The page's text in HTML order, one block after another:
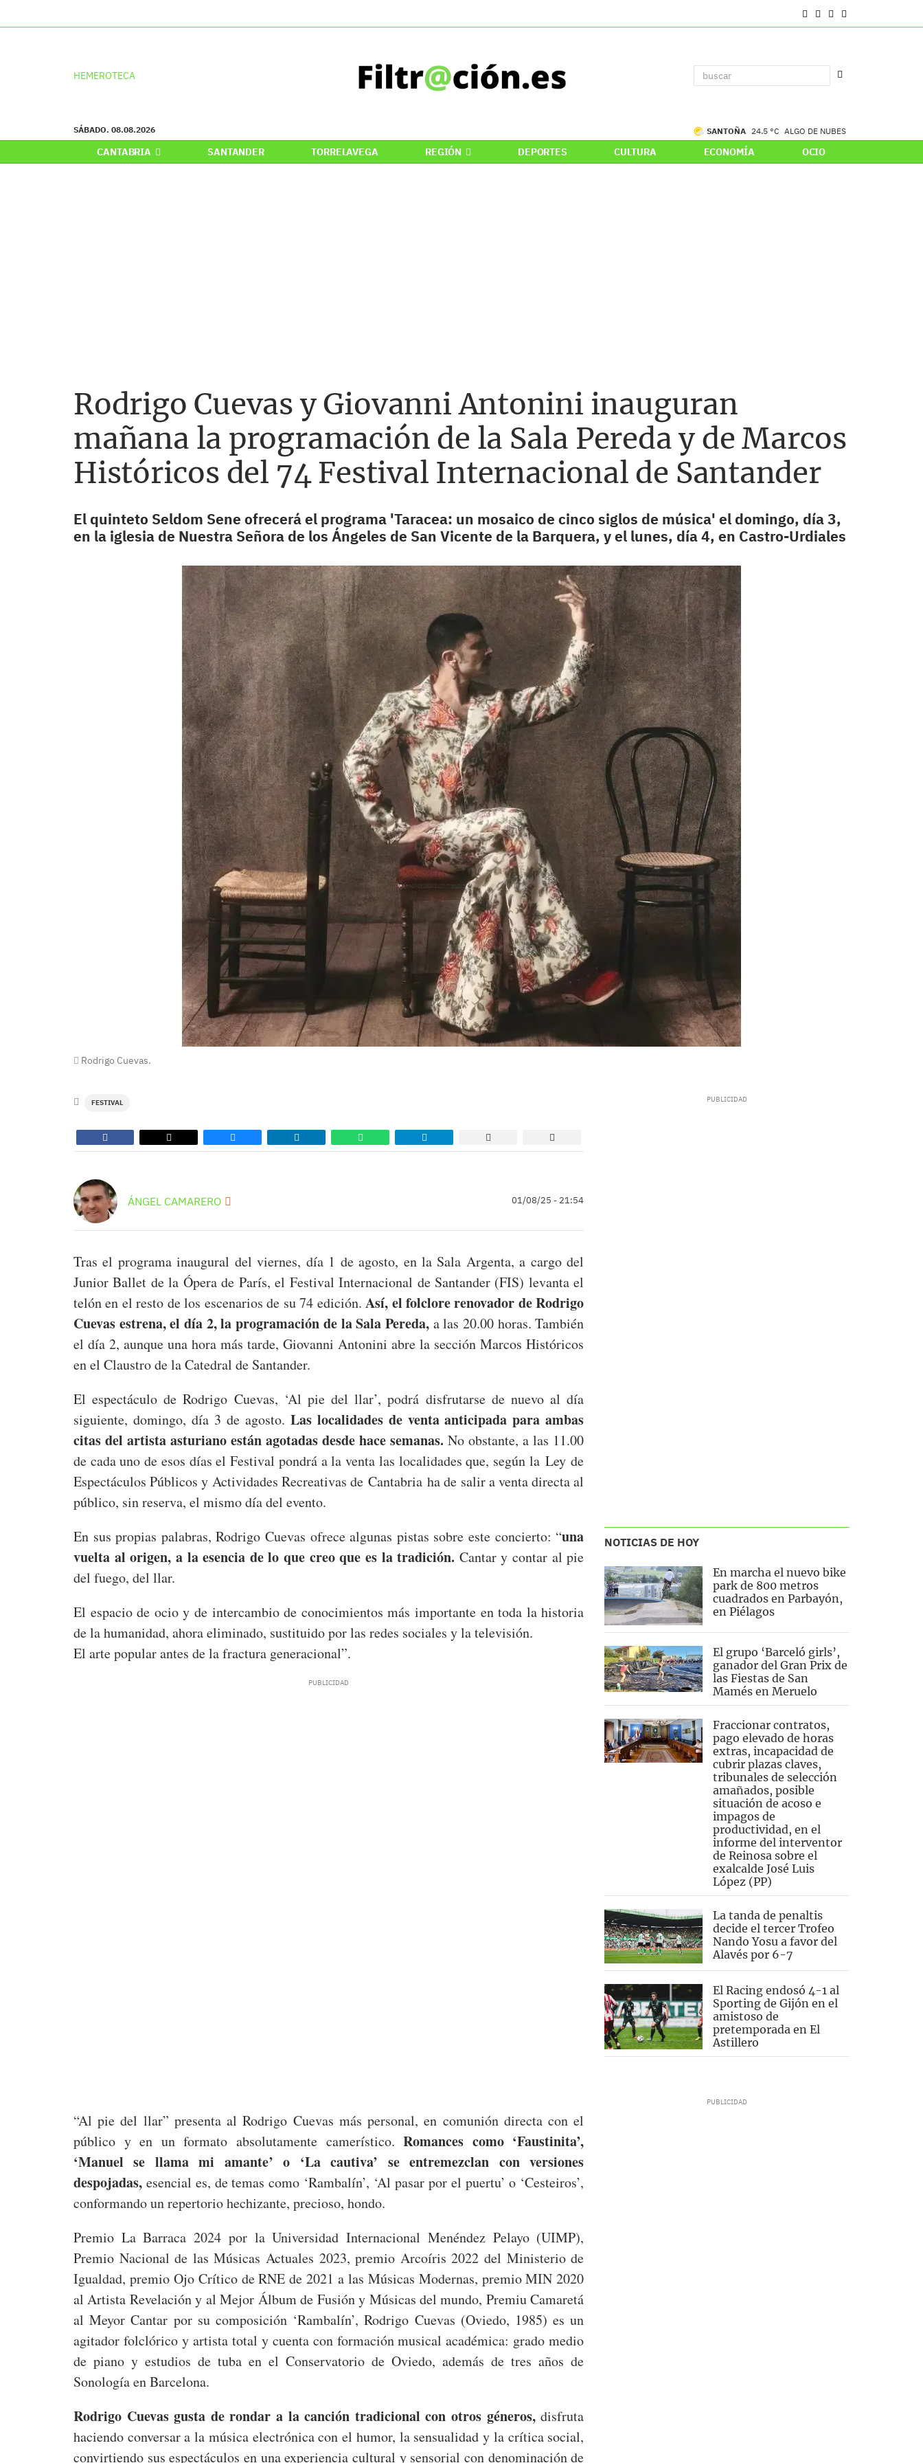
HEMEROTECA
SÁBADO. 08.08.2026 SANTOÑA 24.5 °C ALGO DE NUBES
CANTABRIA SANTANDER TORRELAVEGA REGIÓN DEPORTES CULTURA ECONOMÍA OCIO
Rodrigo Cuevas y Giovanni Antonini inauguran
mañana la programación de la Sala Pereda y de Marcos
Históricos del 74 Festival Internacional de Santander
El quinteto Seldom Sene ofrecerá el programa 'Taracea: un mosaico de cinco siglos de música' el domingo, día 3,
en la iglesia de Nuestra Señora de los Ángeles de San Vicente de la Barquera, y el lunes, día 4, en Castro-Urdiales
Rodrigo Cuevas.
FESTIVAL
ÁNGEL CAMARERO 01/08/25 - 21:54
Tras el programa inaugural del viernes, día 1 de agosto, en la Sala Argenta, a cargo del
Junior Ballet de la Ópera de París, el Festival Internacional de Santander (FIS) levanta el
telón en el resto de los escenarios de su 74 edición.Así, el folclore renovador de Rodrigo
Cuevas estrena, el día 2, la programación de la Sala Pereda,a las 20.00 horas. También
el día 2, aunque una hora más tarde, Giovanni Antonini abre la sección Marcos Históricos
en el Claustro de la Catedral de Santander.
El espectáculo de Rodrigo Cuevas, ‘Al pie del llar’, podrá disfrutarse de nuevo al día
siguiente, domingo, día 3 de agosto. Las localidades de venta anticipada para ambas
citas del artista asturiano están agotadas desde hace semanas. No obstante, a las 11.00
de cada uno de esos días el Festival pondrá a la venta las localidades que, según la Ley de
Espectáculos Públicos y Actividades Recreativas de Cantabria ha de salir a venta directa al
público, sin reserva, el mismo día del evento.
En sus propias palabras, Rodrigo Cuevas ofrece algunas pistas sobre este concierto: “una
vuelta al origen, a la esencia de lo que creo que es la tradición. Cantar y contar al pie
del fuego, del llar.
El espacio de ocio y de intercambio de conocimientos más importante en toda la historia
de la humanidad, ahora eliminado, sustituido por las redes sociales y la televisión.
El arte popular antes de la fractura generacional”.
“Al pie del llar” presenta al Rodrigo Cuevas más personal, en comunión directa con el
público y en un formato absolutamente camerístico.Romances como ‘Faustinita’,
‘Manuel se llama mi amante’ o ‘La cautiva’ se entremezclan con versiones
despojadas, esencial es, de temas como ‘Rambalín’, ‘Al pasar por el puertu’ o ‘Cesteiros’,
conformando un repertorio hechizante, precioso, hondo.
Premio La Barraca 2024 por la Universidad Internacional Menéndez Pelayo (UIMP),
Premio Nacional de las Músicas Actuales 2023, premio Arcoíris 2022 del Ministerio de
Igualdad, premio Ojo Crítico de RNE de 2021 a las Músicas Modernas, premio MIN 2020
al Artista Revelación y al Mejor Álbum de Fusión y Músicas del mundo, Premiu Camaretá
al Meyor Cantar por su composición ‘Rambalín’, Rodrigo Cuevas (Oviedo, 1985) es un
agitador folclórico y artista total y cuenta con formación musical académica: grado medio
de piano y estudios de tuba en el Conservatorio de Oviedo, además de tres años de
Sonología en Barcelona.
Rodrigo Cuevas gusta de rondar a la canción tradicional con otros géneros,disfruta
haciendo conversar a la música electrónica con el humor, la sensualidad y la crítica social,
convirtiendo sus espectáculos en una experiencia cultural y sensorial con denominación de
NOTICIAS DE HOY
En marcha el nuevo bike
park de 800 metros
cuadrados en Parbayón,
en Piélagos
El grupo ‘Barceló girls’,
ganador del Gran Prix de
las Fiestas de San
Mamés en Meruelo
Fraccionar contratos,
pago elevado de horas
extras, incapacidad de
cubrir plazas claves,
tribunales de selección
amañados, posible
situación de acoso e
impagos de
productividad, en el
informe del interventor
de Reinosa sobre el
exalcalde José Luis
López (PP)
La tanda de penaltis
decide el tercer Trofeo
Nando Yosu a favor del
Alavés por 6-7
El Racing endosó 4-1 al
Sporting de Gijón en el
amistoso de
pretemporada en El
Astillero